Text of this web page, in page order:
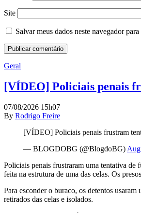
Site
Salvar meus dados neste navegador
Geral
[VÍDEO] Policiais penais
07/08/2026 15h07
By Rodrigo Freire
[VÍDEO] Policiais penais frustram
— BLOGDOBG (@BlogdoBG)
Policiais penais frustraram uma tentativa de
feita na estrutura de uma das celas. Os
Para esconder o buraco, os detentos
retirados das celas e isolados.